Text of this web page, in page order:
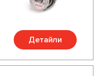
Детайли